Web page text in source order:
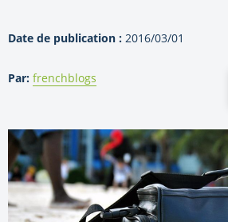
Date de publication : 2016/03/01
Par: frenchblogs